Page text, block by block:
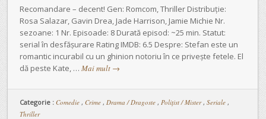
Recomandare – decent! Gen: Romcom, Thriller Distribuție:
Rosa Salazar, Gavin Drea, Jade Harrison, Jamie Michie Nr.
sezoane: 1 Nr. Episoade: 8 Durată episod: ~25 min. Statut:
serial în desfășurare Rating IMDB: 6.5 Despre: Stefan este un
romantic incurabil cu un ghinion notoriu în ce privește fetele. El
dă peste Kate, … Mai mult →
Categorie : Comedie , Crime , Drama / Dragoste , Polițist / Mister, Seriale ,
Thriller